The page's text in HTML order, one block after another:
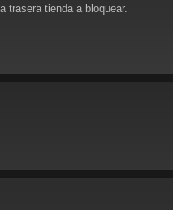
trasera tienda a bloquear.